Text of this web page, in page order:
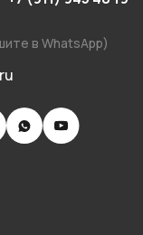
в WhatsApp)